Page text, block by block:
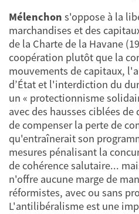
Mélenchon s'oppose à la
marchandises et des
de la Charte de la Havane
coopération plutôt que la
mouvements de capitaux,
d’État et l'interdiction du
un « protectionnisme
avec des hausses ciblées
de compenser la perte de
qu'entraînerait son
mesures pénalisant la
de cohérence salutaire...
n'offre aucune marge de
réformistes, avec ou sans
L'antilibéralisme est une